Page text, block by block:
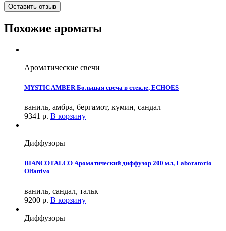
Оставить отзыв
Похожие ароматы
Ароматические свечи
MYSTIC AMBER Большая свеча в стекле, ECHOES
ваниль, амбра, бергамот, кумин, сандал
9341 р. В корзину
Диффузоры
BIANCOTALCO Ароматический диффузор 200 мл, Laboratorio
Olfattivo
ваниль, сандал, тальк
9200 р. В корзину
Диффузоры